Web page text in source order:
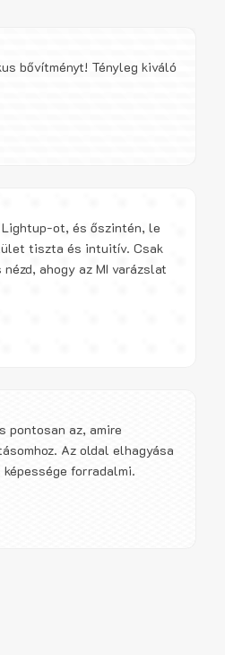
bővítményt! Tényleg kiváló
ot, és őszintén, le
tiszta és intuitív. Csak
ahogy az MI varázslat
az, amire
Az oldal elhagyása
forradalmi.